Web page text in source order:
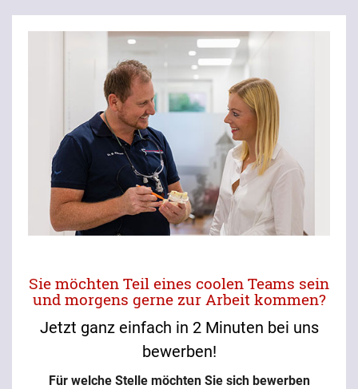
Sie möchten Teil eines coolen Teams sein
und morgens gerne zur Arbeit kommen?
Jetzt ganz einfach in 2 Minuten bei uns
bewerben!
Für welche Stelle möchten Sie sich bewerben